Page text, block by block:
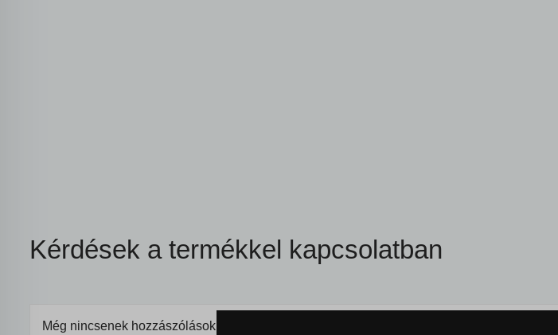
Kérdések a termékkel kapcsolatban
Még nincsenek hozzászólások, legyen az első!